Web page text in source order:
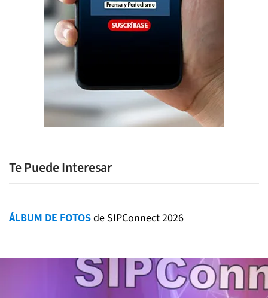
Te Puede Interesar
ÁLBUM DE FOTOSde SIPConnect 2026